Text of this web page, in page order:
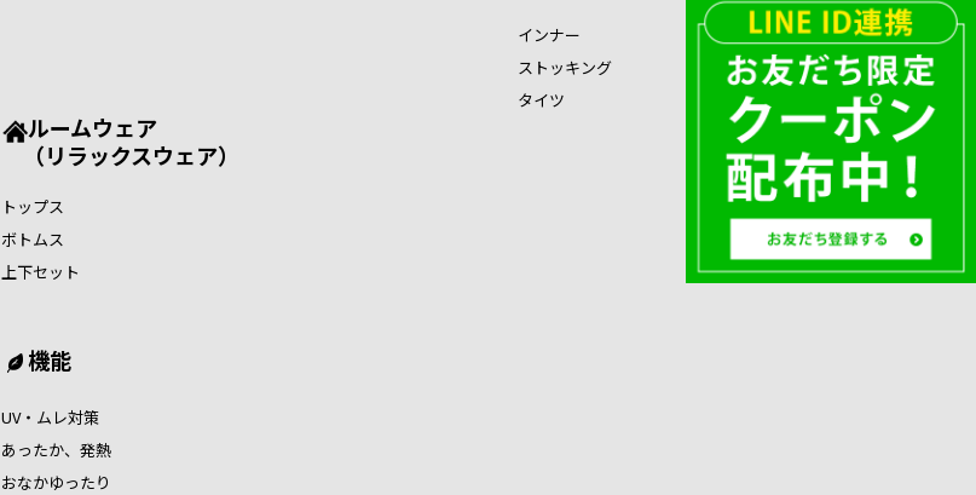
インナー
ストッキング
タイツ
ルームウェア
（リラックスウェア）
トップス
ボトムス
上下セット
機能
UV・ムレ対策
あったか、発熱
おなかゆったり